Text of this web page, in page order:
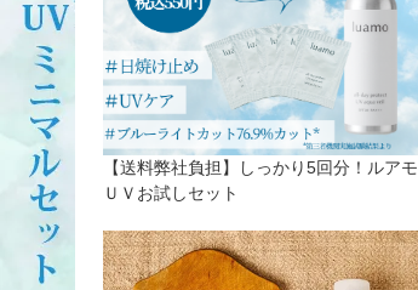
【送料弊社負担】しっかり5回分！ルアモ
ＵＶお試しセット